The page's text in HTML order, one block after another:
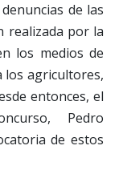
de las
realizada por la
los medios de
los agricultores,
entonces, el
Pedro
de estos